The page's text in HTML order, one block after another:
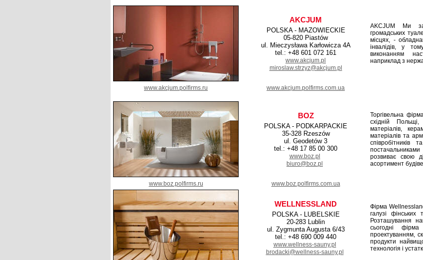
AKCJUM
POLSKA - MAZOWIECKIE
05-820 Piastów
ul. Mieczysława Karłowicza 4A
tel.: +48 601 072 161
www.akcjum.pl
miroslaw.strzyz@akcjum.pl
AKCJUM Ми
громадських
місцях, -
інвалідів, у
виконанням
наприклад з
www.akcjum.polfirms.ru www.akcjum.polfirms.com.ua
BOZ
POLSKA - PODKARPACKIE
35-328 Rzeszów
ul. Geodetów 3
tel.: +48 17 85 00 300
www.boz.pl
biuro@boz.pl
Торгівельна
східній
матеріалів,
матеріалів та
співробітників
розвиває свою
асортимент
www.boz.polfirms.ru www.boz.polfirms.com.ua
WELLNESSLAND
POLSKA - LUBELSKIE
20-283 Lublin
ul. Zygmunta Augusta 6/43
tel.: +48 690 009 440
www.wellness-sauny.pl
brodacki@wellness-sauny.pl
Фірма
галузі
Розташування
сьогодні
проектуванням,
продукти
технологія і